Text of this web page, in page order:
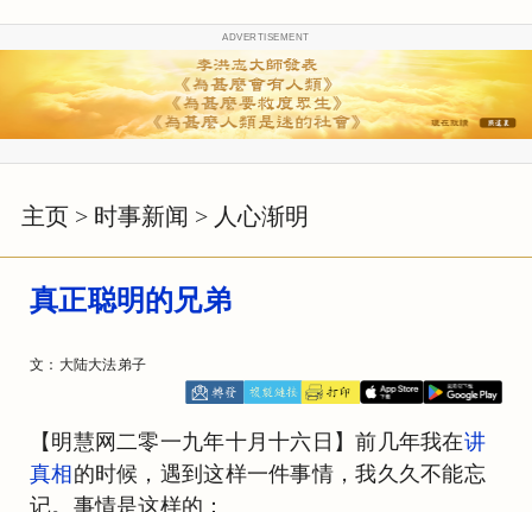
ADVERTISEMENT
主页 > 时事新闻 > 人心渐明
真正聪明的兄弟
文：大陆大法弟子
【明慧网二零一九年十月十六日】前几年我在讲
真相的时候，遇到这样一件事情，我久久不能忘
记。事情是这样的：